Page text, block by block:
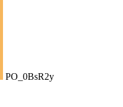
PO_0BsR2y